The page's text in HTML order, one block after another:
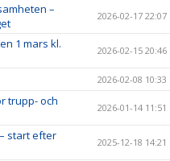
–
2026-02-17 22:07
1 mars kl.
2026-02-15 20:46
2026-02-08 10:33
trupp- och
2026-01-14 11:51
start efter
2025-12-18 14:21